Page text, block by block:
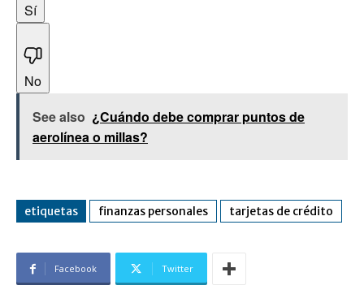
Sí
No
See also ¿Cuándo debe comprar puntos de
aerolínea o millas?
etiquetas finanzas personales tarjetas de crédito
Facebook Twitter